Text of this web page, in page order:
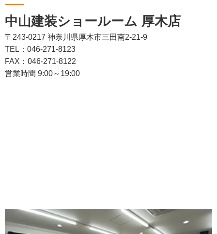
中山建装ショールーム 厚木店
〒243-0217 神奈川県厚木市三田南2-21-9
TEL：046-271-8123
FAX：046-271-8122
営業時間 9:00～19:00